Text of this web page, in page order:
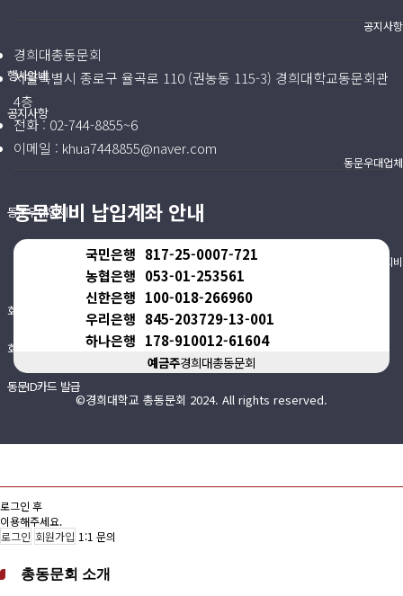
공지사항
행사안내
공지사항
동문우대업체
동문우대업체
동문회비
회비 안내
회비납부 현황
동문ID카드 발급
경희대총동문회
서울특별시 종로구 율곡로 110 (권농동 115-3) 경희대학교동문회관
4층
전화 :02-744-8855~6
이메일 : khua7448855@naver.com
동문회비 납입계좌 안내
국민은행 817-25-0007-721
농협은행 053-01-253561
신한은행 100-018-266960
우리은행 845-203729-13-001
하나은행 178-910012-61604
예금주경희대총동문회
©경희대학교 총동문회 2024. All rights reserved.
로그인 후
이용해주세요.
로그인 회원가입 1:1 문의
총동문회 소개